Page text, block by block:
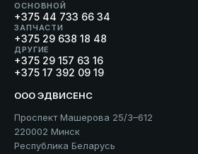
ОСНОВНОЙ
+375 44 733 66 34
ЗАПЧАСТИ
+375 29 638 18 48
ДРУГИЕ
+375 29 157 63 16
+375 17 392 09 19
ООО ЭДВИСЕНС
Проспект Машерова 25/3–612
220002 Минск
Республика Беларусь